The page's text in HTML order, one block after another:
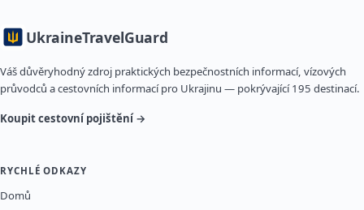
UkraineTravelGuard
Váš důvěryhodný zdroj praktických bezpečnostních informací, vízových
průvodců a cestovních informací pro Ukrajinu — pokrývající 195 destinací.
Koupit cestovní pojištění →
RYCHLÉ ODKAZY
Domů